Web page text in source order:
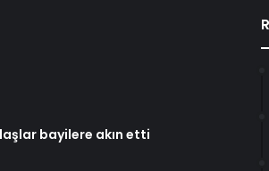
bayilere akın etti